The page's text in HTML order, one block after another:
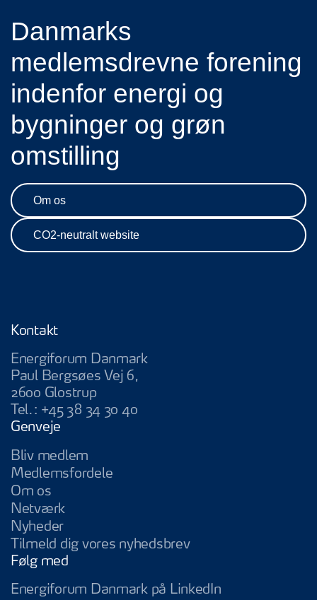
Danmarks
medlemsdrevne forening
indenfor energi og
bygninger og grøn
omstilling
Om os
CO2-neutralt website
Kontakt
Energiforum Danmark
Paul Bergsøes Vej 6,
2600 Glostrup
Tel.: +45 38 34 30 40
Genveje
Bliv medlem
Medlemsfordele
Om os
Netværk
Nyheder
Tilmeld dig vores nyhedsbrev
Følg med
Energiforum Danmark på LinkedInEnergiforum